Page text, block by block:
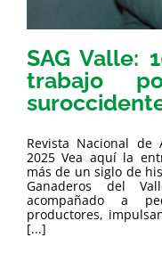
SAG Valle:
trabajo
Revista Nacional de
2025 Vea aquí la
más de un siglo de
Ganaderos del
acompañado a
productores,
[...]